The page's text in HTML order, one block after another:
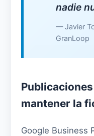
nadie
— Javier
GranLoop
mantener la
Google Business